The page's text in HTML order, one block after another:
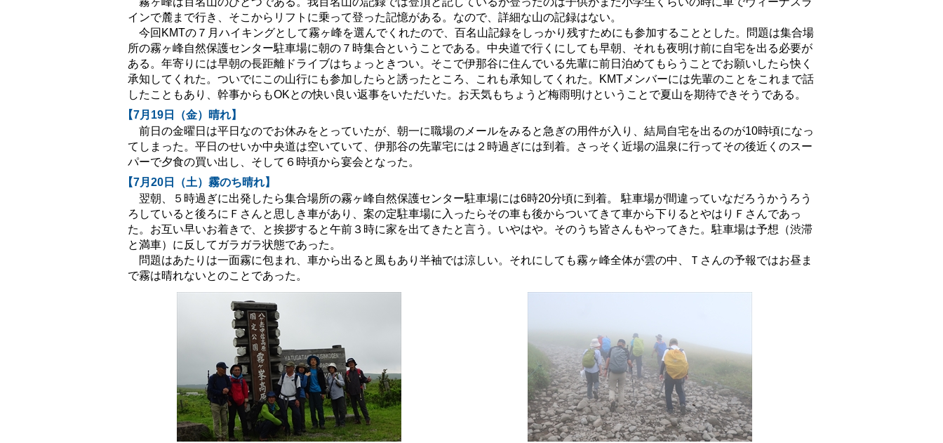
インで麓まで行き、そこからリフトに乗って登った記憶がある。なので、詳細な山の記録はない。
今回KMTの７月ハイキングとして霧ヶ峰を選んでくれたので、百名山記録をしっかり残すためにも参加することとした。問題は集合場
所の霧ヶ峰自然保護センター駐車場に朝の７時集合ということである。中央道で行くにしても早朝、それも夜明け前に自宅を出る必要が
ある。年寄りには早朝の長距離ドライブはちょっときつい。そこで伊那谷に住んでいる先輩に前日泊めてもらうことでお願いしたら快く
承知してくれた。ついでにこの山行にも参加したらと誘ったところ、これも承知してくれた。KMTメンバーには先輩のことをこれまで話
したこともあり、幹事からもOKとの快い良い返事をいただいた。お天気もちょうど梅雨明けということで夏山を期待できそうである。
【7月19日（金）晴れ】
前日の金曜日は平日なのでお休みをとっていたが、朝一に職場のメールをみると急ぎの用件が入り、結局自宅を出るのが10時頃になっ
てしまった。平日のせいか中央道は空いていて、伊那谷の先輩宅には２時過ぎには到着。さっそく近場の温泉に行ってその後近くのスー
パーで夕食の買い出し、そして６時頃から宴会となった。
【7月20日（土）霧のち晴れ】
翌朝、５時過ぎに出発したら集合場所の霧ヶ峰自然保護センター駐車場には6時20分頃に到着。 駐車場が間違っていなだろうかうろう
ろしていると後ろにＦさんと思しき車があり、案の定駐車場に入ったらその車も後からついてきて車から下りるとやはりＦさんであっ
た。お互い早いお着きで、と挨拶すると午前３時に家を出てきたと言う。いやはや。そのうち皆さんもやってきた。駐車場は予想（渋滞
と満車）に反してガラガラ状態であった。
問題はあたりは一面霧に包まれ、車から出ると風もあり半袖では涼しい。それにしても霧ヶ峰全体が雲の中、Ｔさんの予報ではお昼ま
で霧は晴れないとのことであった。